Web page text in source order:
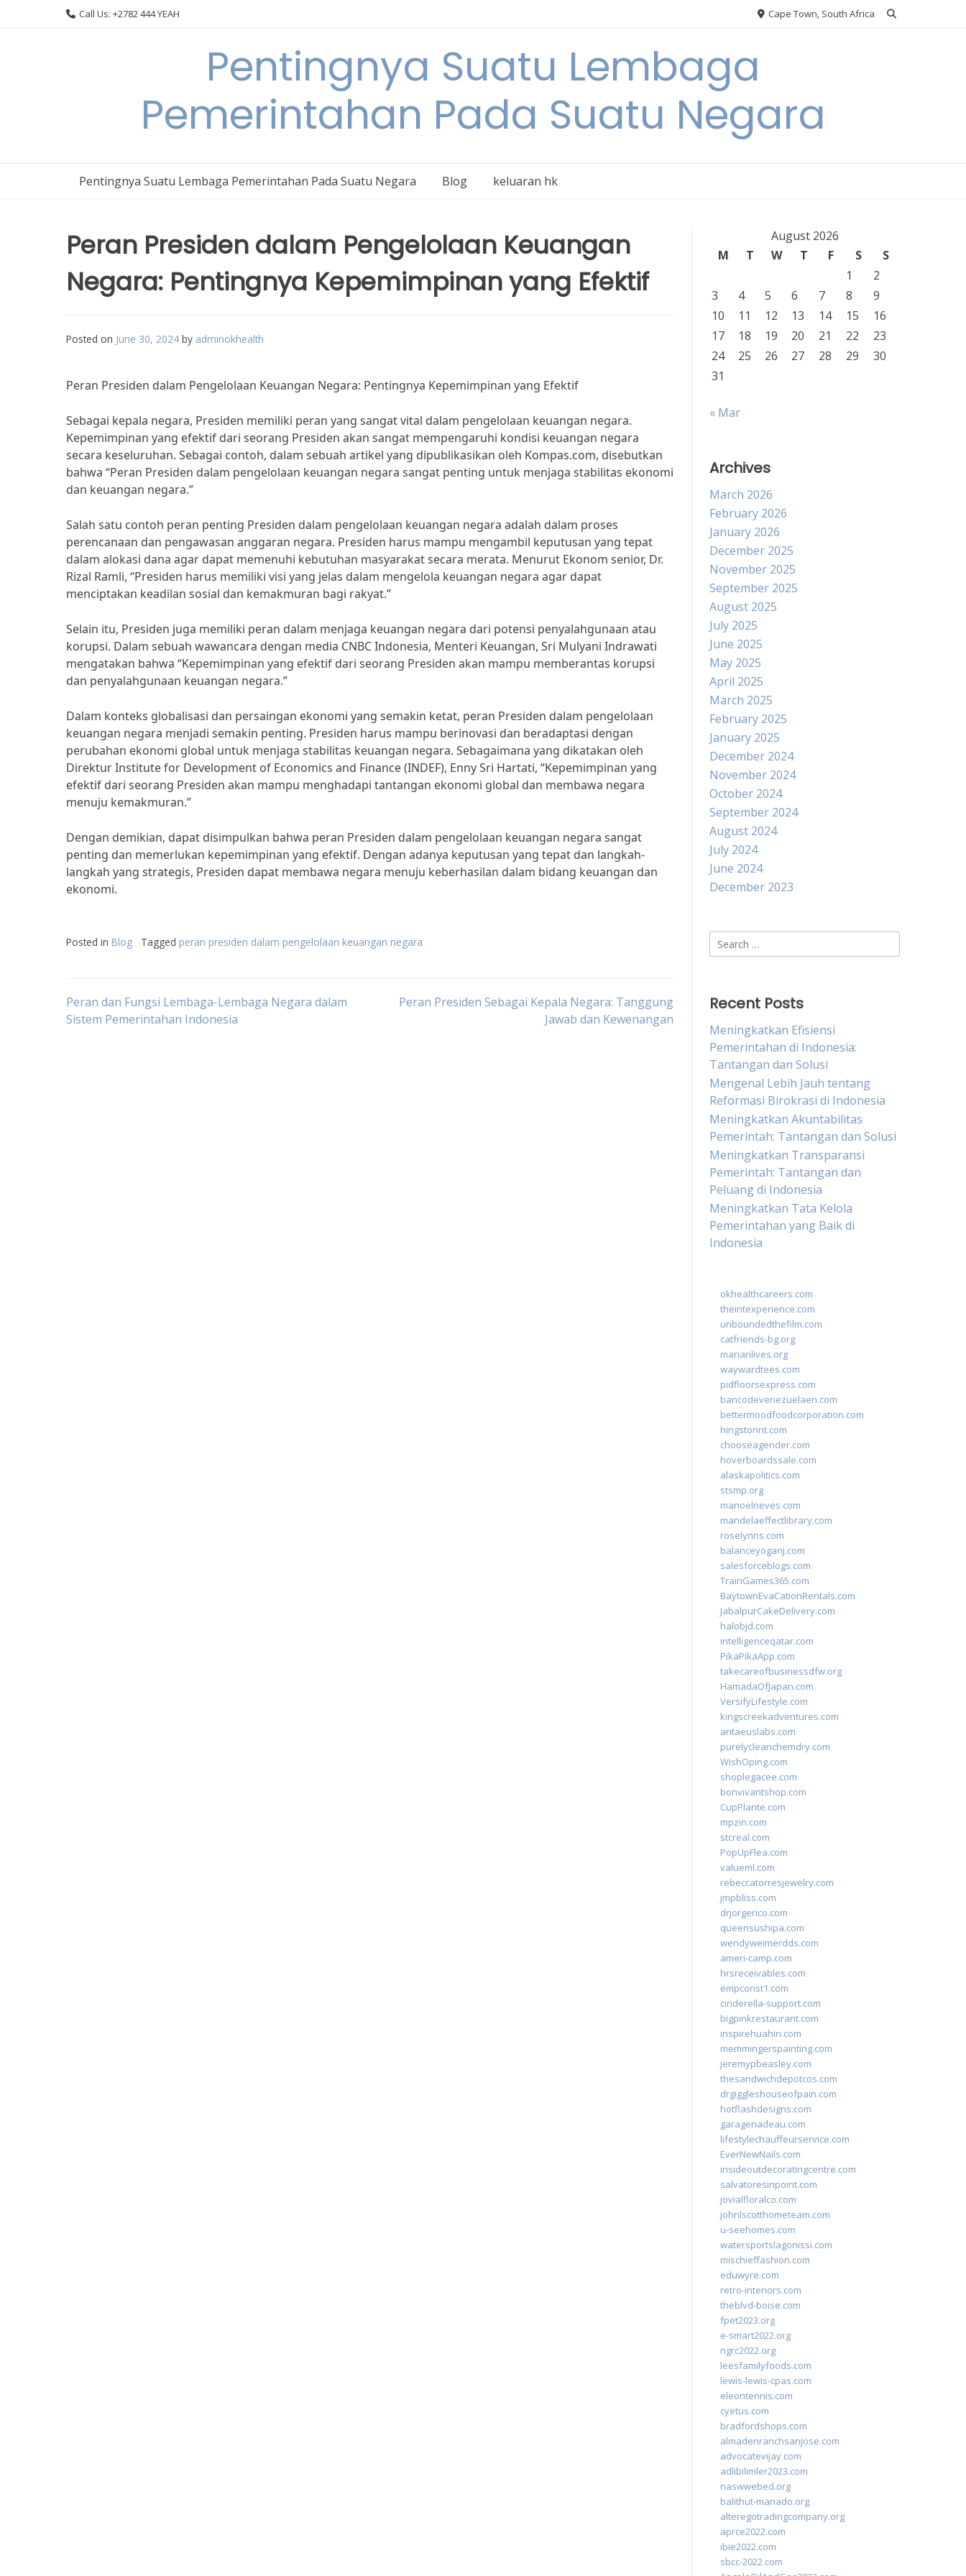
Call Us: +2782 444 YEAH Cape Town, South Africa
Pentingnya Suatu Lembaga
Pemerintahan Pada Suatu Negara
Pentingnya Suatu Lembaga Pemerintahan Pada Suatu Negara Blog keluaran hk
Peran Presiden dalam Pengelolaan Keuangan
Negara: Pentingnya Kepemimpinan yang Efektif
Posted on June 30, 2024 by adminokhealth
Peran Presiden dalam Pengelolaan Keuangan Negara: Pentingnya Kepemimpinan yang Efektif
Sebagai kepala negara, Presiden memiliki peran yang sangat vital dalam pengelolaan keuangan negara.
Kepemimpinan yang efektif dari seorang Presiden akan sangat mempengaruhi kondisi keuangan negara
secara keseluruhan. Sebagai contoh, dalam sebuah artikel yang dipublikasikan oleh Kompas.com, disebutkan
bahwa “Peran Presiden dalam pengelolaan keuangan negara sangat penting untuk menjaga stabilitas ekonomi
dan keuangan negara.”
Salah satu contoh peran penting Presiden dalam pengelolaan keuangan negara adalah dalam proses
perencanaan dan pengawasan anggaran negara. Presiden harus mampu mengambil keputusan yang tepat
dalam alokasi dana agar dapat memenuhi kebutuhan masyarakat secara merata. Menurut Ekonom senior, Dr.
Rizal Ramli, “Presiden harus memiliki visi yang jelas dalam mengelola keuangan negara agar dapat
menciptakan keadilan sosial dan kemakmuran bagi rakyat.”
Selain itu, Presiden juga memiliki peran dalam menjaga keuangan negara dari potensi penyalahgunaan atau
korupsi. Dalam sebuah wawancara dengan media CNBC Indonesia, Menteri Keuangan, Sri Mulyani Indrawati
mengatakan bahwa “Kepemimpinan yang efektif dari seorang Presiden akan mampu memberantas korupsi
dan penyalahgunaan keuangan negara.”
Dalam konteks globalisasi dan persaingan ekonomi yang semakin ketat, peran Presiden dalam pengelolaan
keuangan negara menjadi semakin penting. Presiden harus mampu berinovasi dan beradaptasi dengan
perubahan ekonomi global untuk menjaga stabilitas keuangan negara. Sebagaimana yang dikatakan oleh
Direktur Institute for Development of Economics and Finance (INDEF), Enny Sri Hartati, “Kepemimpinan yang
efektif dari seorang Presiden akan mampu menghadapi tantangan ekonomi global dan membawa negara
menuju kemakmuran.”
Dengan demikian, dapat disimpulkan bahwa peran Presiden dalam pengelolaan keuangan negara sangat
penting dan memerlukan kepemimpinan yang efektif. Dengan adanya keputusan yang tepat dan langkah-
langkah yang strategis, Presiden dapat membawa negara menuju keberhasilan dalam bidang keuangan dan
ekonomi.
Posted in Blog Tagged peran presiden dalam pengelolaan keuangan negara
Post
Peran dan Fungsi Lembaga-Lembaga Negara dalam
Sistem Pemerintahan Indonesia
Peran Presiden Sebagai Kepala Negara: Tanggung
Jawab dan Kewenangan
August 2026
M
T W T F S
S
1
2
3
4 5 6 7 8
9
10
11 12 13 14 15
16
17
18 19 20 21 22
23
24
25 26 27 28 29
30
31
« Mar
Archives
March 2026
February 2026
January 2026
December 2025
November 2025
September 2025
August 2025
July 2025
June 2025
May 2025
April 2025
March 2025
February 2025
January 2025
December 2024
November 2024
October 2024
September 2024
August 2024
July 2024
June 2024
December 2023
Search
for:
Recent Posts
Meningkatkan Efisiensi
Pemerintahan di Indonesia:
Tantangan dan Solusi
Mengenal Lebih Jauh tentang
Reformasi Birokrasi di Indonesia
Meningkatkan Akuntabilitas
Pemerintah: Tantangan dan Solusi
Meningkatkan Transparansi
Pemerintah: Tantangan dan
Peluang di Indonesia
Meningkatkan Tata Kelola
Pemerintahan yang Baik di
Indonesia
okhealthcareers.com
theintexperience.com
unboundedthefilm.com
catfriends-bg.org
marianlives.org
waywardtees.com
pidfloorsexpress.com
bancodevenezuelaen.com
bettermoodfoodcorporation.com
hingstonnt.com
chooseagender.com
hoverboardssale.com
alaskapolitics.com
stsmp.org
manoelneves.com
mandelaeffectlibrary.com
roselynns.com
balanceyoganj.com
salesforceblogs.com
TrainGames365.com
BaytownEvaCationRentals.com
JabalpurCakeDelivery.com
halobjd.com
intelligenceqatar.com
PikaPikaApp.com
takecareofbusinessdfw.org
HamadaOfJapan.com
VersifyLifestyle.com
kingscreekadventures.com
antaeuslabs.com
purelycleanchemdry.com
WishOping.com
shoplegacee.com
bonvivantshop.com
CupPlante.com
mpzin.com
stcreal.com
PopUpFlea.com
valueml.com
rebeccatorresjewelry.com
jmpbliss.com
drjorgerico.com
queensushipa.com
wendyweimerdds.com
ameri-camp.com
hrsreceivables.com
empconst1.com
cinderella-support.com
bigpinkrestaurant.com
inspirehuahin.com
memmingerspainting.com
jeremypbeasley.com
thesandwichdepotcos.com
drgiggleshouseofpain.com
hotflashdesigns.com
garagenadeau.com
lifestylechauffeurservice.com
EverNewNails.com
insideoutdecoratingcentre.com
salvatoresinpoint.com
jovialfloralco.com
johnlscotthometeam.com
u-seehomes.com
watersportslagonissi.com
mischieffashion.com
eduwyre.com
retro-interiors.com
theblvd-boise.com
fpet2023.org
e-smart2022.org
ngrc2022.org
leesfamilyfoods.com
lewis-lewis-cpas.com
eleontennis.com
cyetus.com
bradfordshops.com
almadenranchsanjose.com
advocatevijay.com
adlibilimler2023.com
naswwebed.org
balithut-manado.org
alteregotradingcompany.org
aprce2022.com
ibie2022.com
sbcc-2022.com